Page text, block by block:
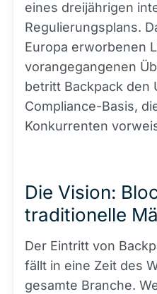
eines dreijährigen
Regulierungsplans.
Europa erworbenen
vorangegangenen
betritt Backpack den
Compliance-Basis,
Konkurrenten
Die Vision:
traditionelle
Der Eintritt von
fällt in eine Zeit des
gesamte Branche.